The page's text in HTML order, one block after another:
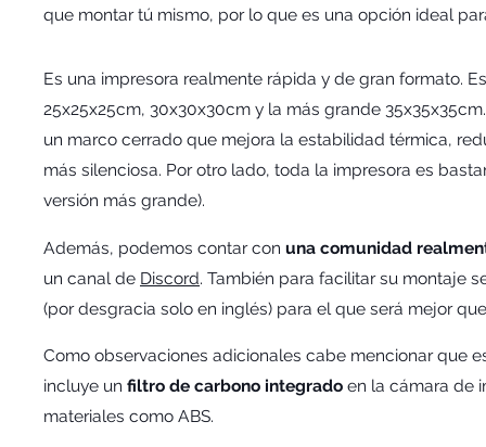
que montar tú mismo, por lo que es una opción ideal
Es una impresora realmente rápida y de gran formato.
25x25x25cm, 30x30x30cm y la más grande
un marco cerrado que mejora la estabilidad térmica,
más silenciosa. Por otro lado, toda la impresora es
versión más grande).
Además, podemos contar con una comunidad
un canal de Discord. También para facilitar su montaje
(por desgracia solo en inglés) para el que será mejor
Como observaciones adicionales cabe mencionar que
incluye un filtro de carbono integrado en la cámara de
materiales como ABS.